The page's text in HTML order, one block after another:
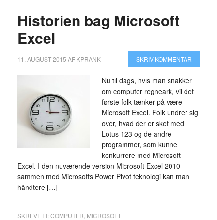
Historien bag Microsoft
Excel
11. AUGUST 2015 AF KPRANK SKRIV KOMMENTAR
Nu til dags, hvis man snakker
om computer regneark, vil det
første folk tænker på være
Microsoft Excel. Folk undrer sig
over, hvad der er sket med
Lotus 123 og de andre
programmer, som kunne
konkurrere med Microsoft
Excel. I den nuværende version Microsoft Excel 2010
sammen med Microsofts Power Pivot teknologi kan man
håndtere […]
SKREVET I:COMPUTER MICROSOFT